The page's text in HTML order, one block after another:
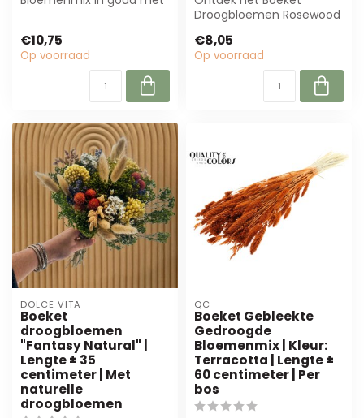
€10,75
Op voorraad
Droogbloemen Rosewood
natuurlijke ge...
€8,05
Op voorraad
DOLCE VITA
Boeket
droogbloemen
"Fantasy Natural" |
Lengte ± 35
centimeter | Met
naturelle
droogbloemen
QC
Boeket Gebleekte
Gedroogde
Bloemenmix | Kleur:
Terracotta | Lengte ±
60 centimeter | Per
bos